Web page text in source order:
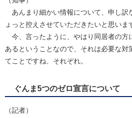
あんまり細かい情報について、申し訳
ょっと控えさせていただきたいと思いま
今、言ったように、やはり同居者の方
あるということなので、それは必要な対
てことですね、それぞれ。
ぐんま5つのゼロ宣言について
（記者）